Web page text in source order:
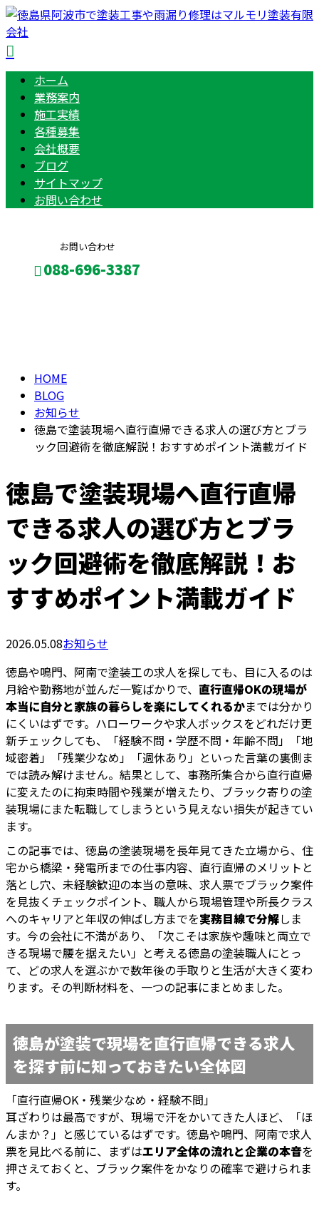
ホーム
業務案内
施工実績
各種募集
会社概要
ブログ
サイトマップ
お問い合わせ
お問い合わせ
088-696-3387
HOME
BLOG
お知らせ
徳島で塗装現場へ直行直帰できる求人の選び方とブラ
ック回避術を徹底解説！おすすめポイント満載ガイド
徳島で塗装現場へ直行直帰
できる求人の選び方とブラ
ック回避術を徹底解説！お
すすめポイント満載ガイド
2026.05.08お知らせ
徳島や鳴門、阿南で塗装工の求人を探しても、目に入るのは
月給や勤務地が並んだ一覧ばかりで、 直行直帰OKの現場が
本当に自分と家族の暮らしを楽にしてくれるかまでは分かり
にくいはずです。ハローワークや求人ボックスをどれだけ更
新チェックしても、「経験不問・学歴不問・年齢不問」「地
域密着」「残業少なめ」「週休あり」といった言葉の裏側ま
では読み解けません。結果として、事務所集合から直行直帰
に変えたのに拘束時間や残業が増えたり、ブラック寄りの塗
装現場にまた転職してしまうという見えない損失が起きてい
ます。
この記事では、徳島の塗装現場を長年見てきた立場から、住
宅から橋梁・発電所までの仕事内容、直行直帰のメリットと
落とし穴、未経験歓迎の本当の意味、求人票でブラック案件
を見抜くチェックポイント、職人から現場管理や所長クラス
へのキャリアと年収の伸ばし方までを実務目線で分解しま
す。今の会社に不満があり、「次こそは家族や趣味と両立で
きる現場で腰を据えたい」と考える徳島の塗装職人にとっ
て、どの求人を選ぶかで数年後の手取りと生活が大きく変わ
ります。その判断材料を、一つの記事にまとめました。
徳島が塗装で現場を直行直帰できる求人
を探す前に知っておきたい全体図
「直行直帰OK・残業少なめ・経験不問」
耳ざわりは最高ですが、現場で汗をかいてきた人ほど、「ほ
んまか？」と感じているはずです。徳島や鳴門、阿南で求人
票を見比べる前に、まずはエリア全体の流れと企業の本音を
押さえておくと、ブラック案件をかなりの確率で避けられま
す。